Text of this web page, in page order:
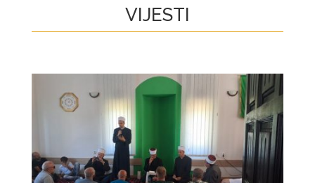
VIJESTI